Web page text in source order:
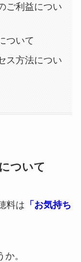
ご利益につい
ついて
ス方法につい
ついて
料は 「お気持ち
か。